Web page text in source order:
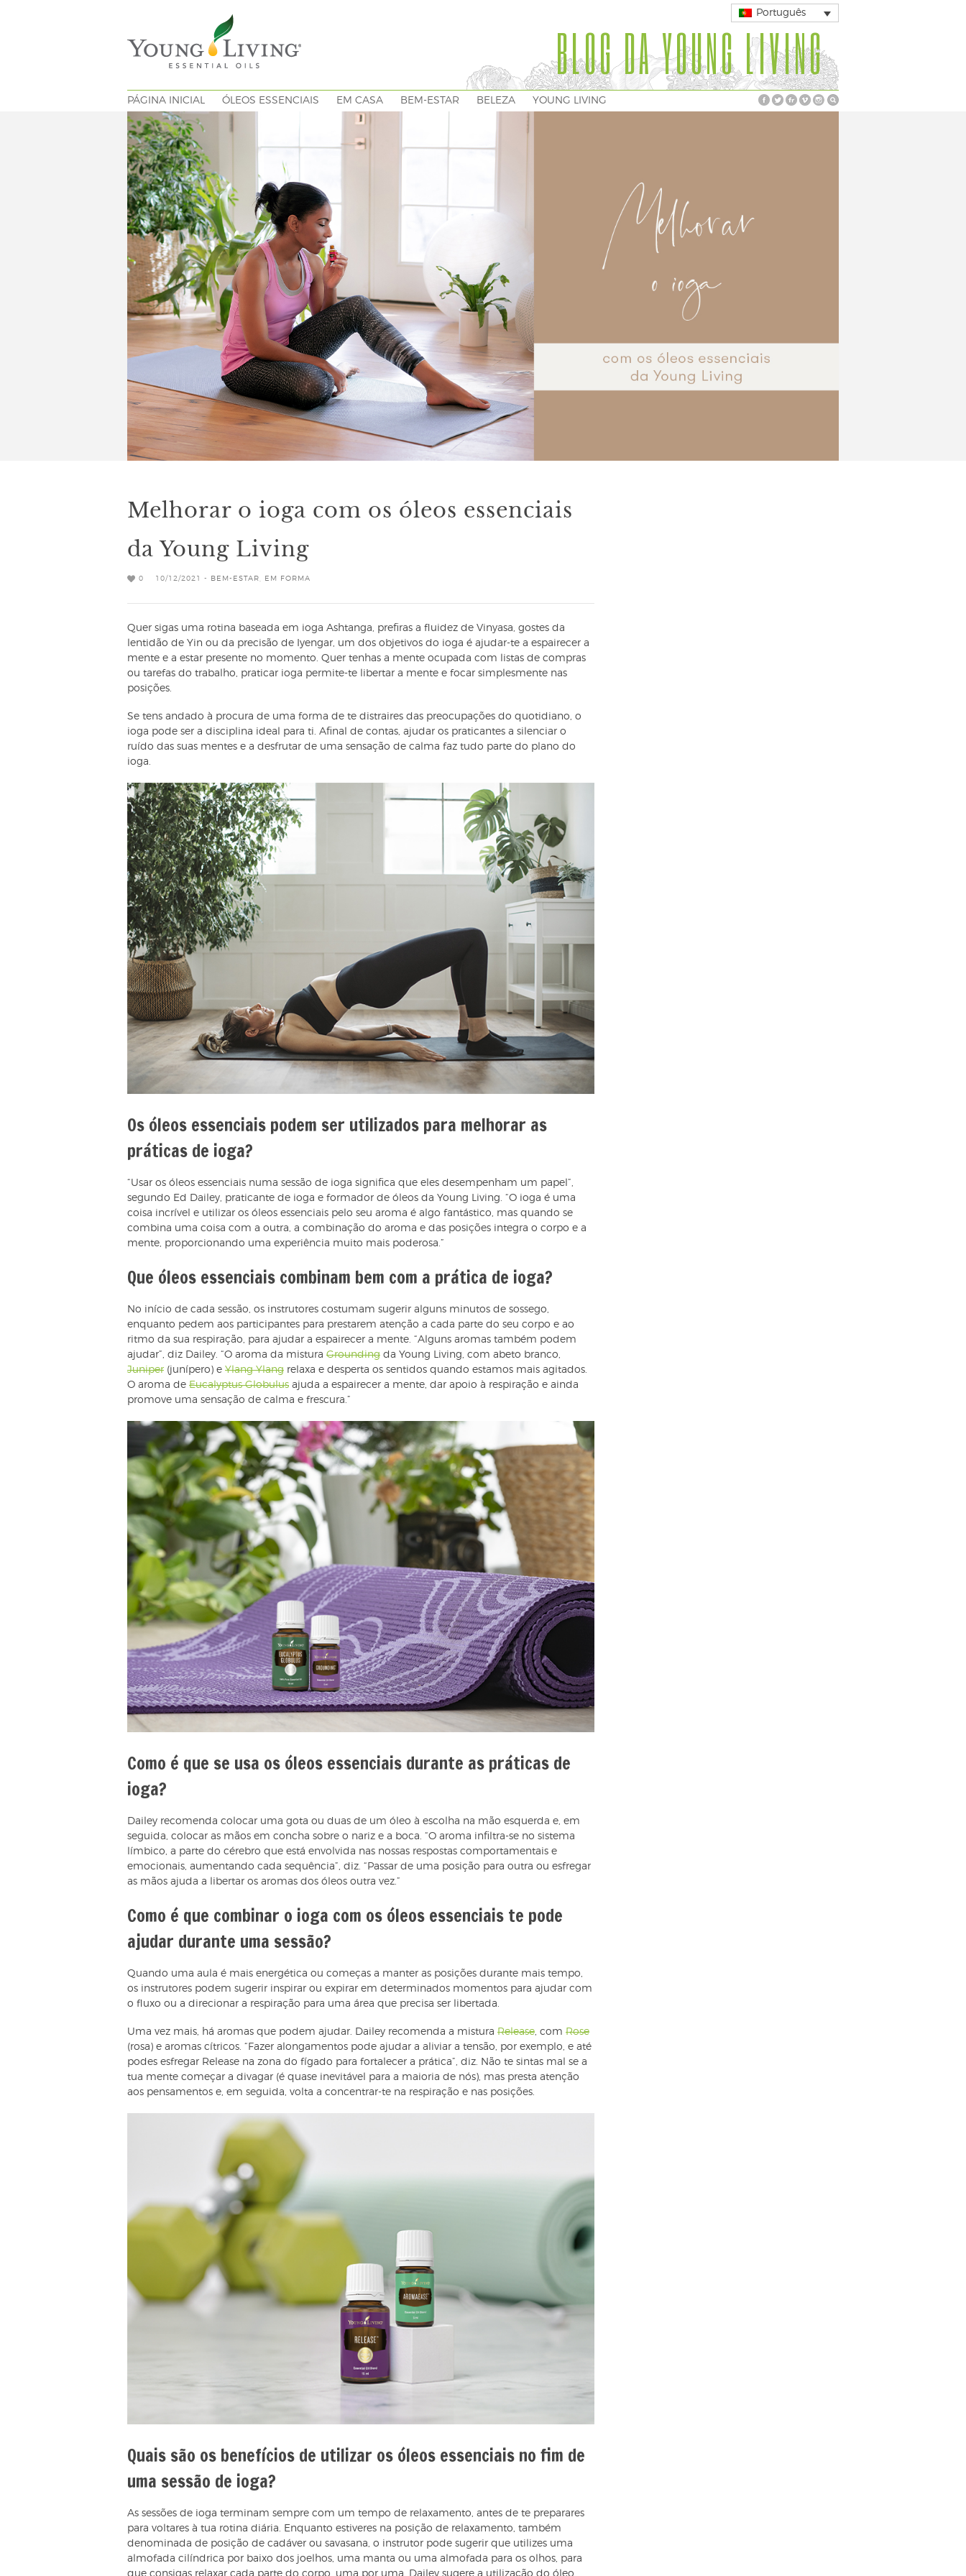
Português
BLOG DA YOUNG LIVING
PÁGINA INICIAL ÓLEOS ESSENCIAIS EM CASA BEM-ESTAR BELEZA YOUNG LIVING
Melhorar o ioga com os óleos essenciais
da Young Living
0 10/12/2021 - BEM-ESTAR EM FORMA
Quer sigas uma rotina baseada em ioga Ashtanga, prefiras a fluidez de Vinyasa, gostes da
lentidão de Yin ou da precisão de Iyengar, um dos objetivos do ioga é ajudar-te a espairecer a
mente e a estar presente no momento. Quer tenhas a mente ocupada com listas de compras
ou tarefas do trabalho, praticar ioga permite-te libertar a mente e focar simplesmente nas
posições.
Se tens andado à procura de uma forma de te distraires das preocupações do quotidiano, o
ioga pode ser a disciplina ideal para ti. Afinal de contas, ajudar os praticantes a silenciar o
ruído das suas mentes e a desfrutar de uma sensação de calma faz tudo parte do plano do
ioga.
Os óleos essenciais podem ser utilizados para melhorar as
práticas de ioga?
“Usar os óleos essenciais numa sessão de ioga significa que eles desempenham um papel”,
segundo Ed Dailey, praticante de ioga e formador de óleos da Young Living. “O ioga é uma
coisa incrível e utilizar os óleos essenciais pelo seu aroma é algo fantástico, mas quando se
combina uma coisa com a outra, a combinação do aroma e das posições integra o corpo e a
mente, proporcionando uma experiência muito mais poderosa.”
Que óleos essenciais combinam bem com a prática de ioga?
No início de cada sessão, os instrutores costumam sugerir alguns minutos de sossego,
enquanto pedem aos participantes para prestarem atenção a cada parte do seu corpo e ao
ritmo da sua respiração, para ajudar a espairecer a mente. “Alguns aromas também podem
ajudar”, diz Dailey. “O aroma da mistura Grounding da Young Living, com abeto branco,
Juniper (junípero) e Ylang Ylang relaxa e desperta os sentidos quando estamos mais agitados.
O aroma de Eucalyptus Globulus ajuda a espairecer a mente, dar apoio à respiração e ainda
promove uma sensação de calma e frescura.”
Como é que se usa os óleos essenciais durante as práticas de
ioga?
Dailey recomenda colocar uma gota ou duas de um óleo à escolha na mão esquerda e, em
seguida, colocar as mãos em concha sobre o nariz e a boca. “O aroma infiltra-se no sistema
límbico, a parte do cérebro que está envolvida nas nossas respostas comportamentais e
emocionais, aumentando cada sequência”, diz. “Passar de uma posição para outra ou esfregar
as mãos ajuda a libertar os aromas dos óleos outra vez.”
Como é que combinar o ioga com os óleos essenciais te pode
ajudar durante uma sessão?
Quando uma aula é mais energética ou começas a manter as posições durante mais tempo,
os instrutores podem sugerir inspirar ou expirar em determinados momentos para ajudar com
o fluxo ou a direcionar a respiração para uma área que precisa ser libertada.
Uma vez mais, há aromas que podem ajudar. Dailey recomenda a mistura Release , com Rose
(rosa) e aromas cítricos. “Fazer alongamentos pode ajudar a aliviar a tensão, por exemplo, e até
podes esfregar Release na zona do fígado para fortalecer a prática”, diz. Não te sintas mal se a
tua mente começar a divagar (é quase inevitável para a maioria de nós), mas presta atenção
aos pensamentos e, em seguida, volta a concentrar-te na respiração e nas posições.
Quais são os benefícios de utilizar os óleos essenciais no fim de
uma sessão de ioga?
As sessões de ioga terminam sempre com um tempo de relaxamento, antes de te preparares
para voltares à tua rotina diária. Enquanto estiveres na posição de relaxamento, também
denominada de posição de cadáver ou savasana, o instrutor pode sugerir que utilizes uma
almofada cilíndrica por baixo dos joelhos, uma manta ou uma almofada para os olhos, para
que consigas relaxar cada parte do corpo, uma por uma. Dailey sugere a utilização do óleo